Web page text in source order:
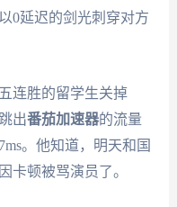
0延迟的剑光刺穿对方
连胜的留学生关掉
出番茄加速器的流量
。他知道，明天和国
卡顿被骂演员了。